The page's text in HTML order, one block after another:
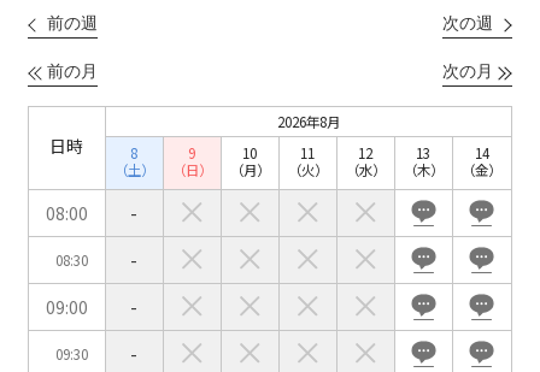
前の週 次の週
前の月 次の月
日時
2026年8月
8
（土）
9
（日）
10
（月）
11
（火）
12
（水）
13
（木）
14
（金）
08:00 -
08:30
-
09:00
-
09:30
-
03-3346-1396
受付時間 9:00～18:00（土日祝日・年末年始を除く）
WEBからのお問合せ
お問合せフォーム
口の字型 島型 T字島型
面積